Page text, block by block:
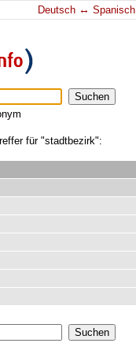
Deutsch ↔ Spanisch
für "stadtbezirk":